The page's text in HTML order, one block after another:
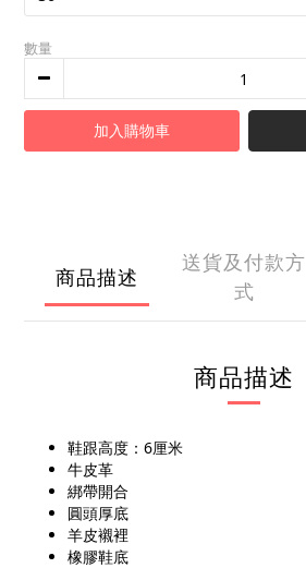
數量
加入購物車
商品描述
送貨及付款方
式
商品描述
鞋跟高度：6厘米
牛皮革
綁帶開合
圓頭厚底
羊皮襯裡
橡膠鞋底